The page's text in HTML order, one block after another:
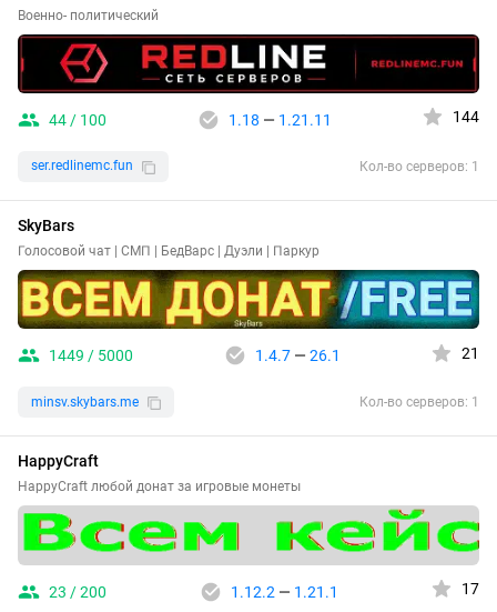
Военно- политический
44 / 100 1.18 — 1.21.11 144
ser.redlinemc.fun Кол-во серверов: 1
SkyBars
Голосовой чат | СМП | БедВарс | Дуэли | Паркур
1449 / 5000 1.4.7— 26.1 21
minsv.skybars.me Кол-во серверов: 1
HappyCraft
HappyCraft любой донат за игровые монеты
23 / 200 1.12.2 — 1.21.1 17